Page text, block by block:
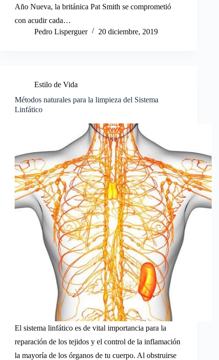
Año Nueva, la británica Pat Smith se comprometió
con acudir cada…
Pedro Lisperguer
20 diciembre, 2019
Estilo de Vida
Métodos naturales para la limpieza del Sistema
Linfático
El sistema linfático es de vital importancia para la
reparación de los tejidos y el control de la inflamación
la mayoría de los órganos de tu cuerpo. Al obstruirse